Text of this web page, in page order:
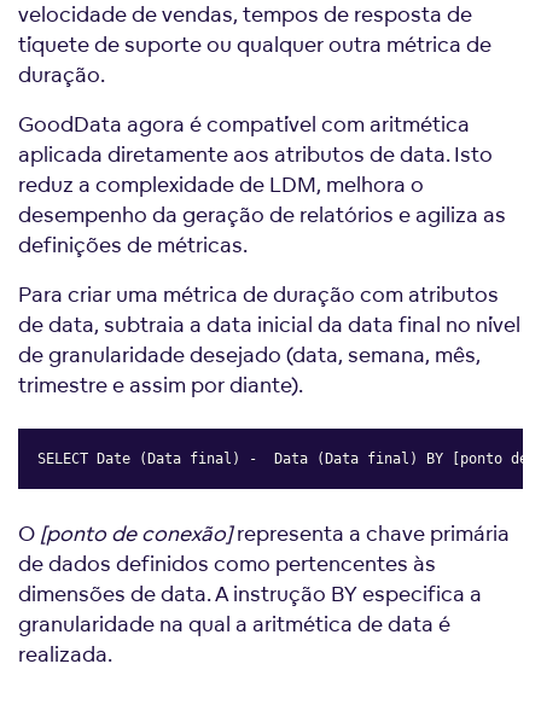
velocidade de vendas, tempos de resposta de
tíquete de suporte ou qualquer outra métrica de
duração.
GoodData agora é compatível com aritmética
aplicada diretamente aos atributos de data. Isto
reduz a complexidade de LDM, melhora o
desempenho da geração de relatórios e agiliza as
definições de métricas.
Para criar uma métrica de duração com atributos
de data, subtraia a data inicial da data final no nível
de granularidade desejado (data, semana, mês,
trimestre e assim por diante).
SELECT Date (Data final) -  Data (Data final) BY [ponto de
Copy
O [ponto de conexão]representa a chave primária
de dados definidos como pertencentes às
dimensões de data. A instrução BY especifica a
granularidade na qual a aritmética de data é
realizada.